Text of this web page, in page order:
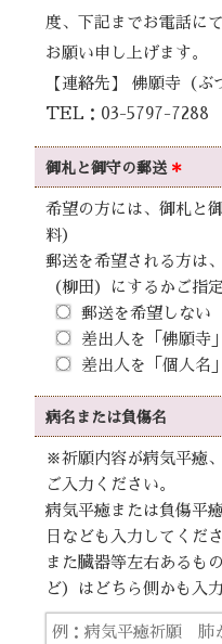
度、下記までお電話に
お願い申し上げます。
【連絡先】 佛願寺（
TEL：03-5797-7288
御札と御守の郵送 ＊
希望の方には、御札と
料）
郵送を希望される方は
（柳田）にするかご指
郵送を希望しない
差出人を「佛願寺
差出人を「個人名
病名または負傷名
※祈願内容が病気平癒
ご入力ください。
病気平癒または負傷平
日なども入力してくださ
また臓器等左右あるも
ど）はどちら側かも入